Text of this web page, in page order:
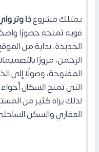
يمتلك مشروعذا وتر
قوية تمنحه حضورًا
الجديدة، بداية من
الرحمن، مرورًا
المفتوحة، وصولًا إلى
التي تمنح السكان
لذلك يراه كثير من
العقاري والسكن